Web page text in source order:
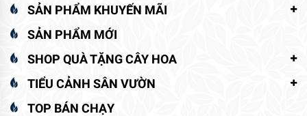
SẢN PHẨM KHUYẾN MÃI
SẢN PHẨM MỚI
SHOP QUÀ TẶNG CÂY HOA
TIỂU CẢNH SÂN VƯỜN
TOP BÁN CHẠY